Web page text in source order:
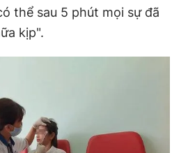
thể sau 5 phút mọi sự đã
kịp".